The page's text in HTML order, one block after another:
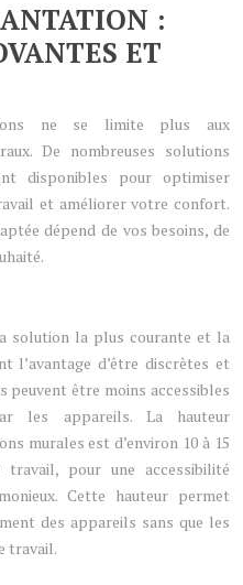
:
ET
ne se limite plus aux
De nombreuses solutions
disponibles pour optimiser
et améliorer votre confort.
dépend de vos besoins, de
solution la plus courante et la
l’avantage d’être discrètes et
peuvent être moins accessibles
les appareils. La hauteur
murales est d’environ 10 à 15
pour une accessibilité
Cette hauteur permet
des appareils sans que les
travail.